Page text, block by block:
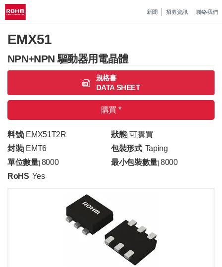
新聞 招募資訊 聯絡我們
EMX51
NPN+NPN 驅動器用電晶體
規格書
DATA SHEET
購買 *
料號| EMX51T2R 狀態| 可購買
封裝| EMT6 包裝形式| Taping
單位數量| 8000 最小包裝數量 |8000
RoHS Yes